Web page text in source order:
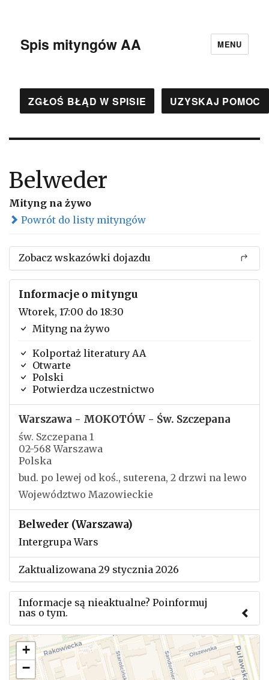
Spis mityngów AA MENU
ZGŁOŚ BŁĄD W SPISIE UZYSKAJ POMOC
Belweder
Mityng na żywo
Powrót do listy mityngów
Zobacz wskazówki dojazdu
Informacje o mityngu
Wtorek, 17:00 do 18:30
Mityng na żywo
Kolportaż literatury AA
Otwarte
Polski
Potwierdza uczestnictwo
Warszawa - MOKOTÓW - Św. Szczepana
św. Szczepana 1
02-568 Warszawa
Polska
bud. po lewej od koś., suterena, 2 drzwi na lewo
Województwo Mazowieckie
Belweder (Warszawa)
Intergrupa Wars
Zaktualizowana 29 stycznia 2026
Informacje są nieaktualne? Poinformuj
nas o tym.
Użyj tego formularza aby przesłać informację o
zmianach w powyższym mityngu.
+
−